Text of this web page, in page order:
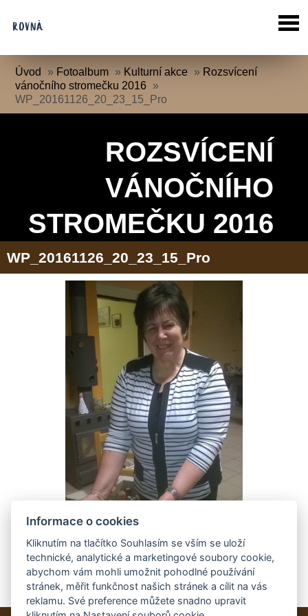
Úvod » Fotoalbum » Kulturní akce » Rozsvícení
vánočního stromečku 2016 »
WP_20161126_20_23_15_Pro
ROZSVÍCENÍ
VÁNOČNÍHO
STROMEČKU 2016
WP_20161126_20_23_15_Pro
Informace o cookies
Kliknutím na tlačítko Souhlasím se vším se uloží
technické, analytické a marketingové soubory cookie,
abychom vám mohli umožnit pohodlné používání
stránek, měřit funkčnost našich stránek a cílit na vás
reklamu. Své preference můžete snadno upravit